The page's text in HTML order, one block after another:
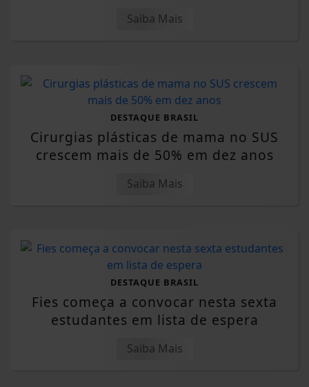
Saiba Mais
DESTAQUE BRASIL
Cirurgias plásticas de mama no SUS
crescem mais de 50% em dez anos
Saiba Mais
DESTAQUE BRASIL
Fies começa a convocar nesta sexta
estudantes em lista de espera
Saiba Mais